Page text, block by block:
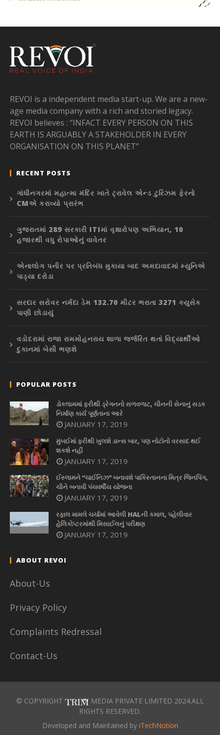
REVOI is a independent media start-up. We are a new-
age media company with a rich and storied legacy.
REVOI believes : “INFACT EVERY PERSON ON THIS
EARTH IS ARGUABLY A STAKEHOLDER IN EVERY
ORGANISATION ON THIS PLANET”
RECENT POSTS
ગાંધીનગરમાં મહાત્મા મંદિર ખાતે ટ્રાવેલ એન્ડ ટુરિઝમ ફેરનો
CMએ કરાવ્યો પ્રારંભ
ગુજરાતમાં 289 સરકારી ITIમાં વૃક્ષારોપણ અભિયાન, 10
હજારથી વધુ રોપાઓનું વાવેતર
એનાલોગ પનીર પર પ્રતિબંધ મુકાયા બાદ અમદાવાદમાં મ્યુનિએ
પાડ્યા દરોડા
સરદાર સરોવર નર્મદા ડેમ 132.70 મીટર ભરાતા 3271 ક્યુસેક
પાણી છોડાયું
વડોદરામાં રાજા રામમોહનરાય શાળા જર્જરિત થતાં વિદ્યાર્થીઓ
દુકાનમાં બેસી ભણશે
POPULAR POSTS
ડોકલામમાં ફરીથી ડ્રેગનનો સળવળાટ, ચીનની સેનાનું સડક
નિર્માણ કાર્ય પૂર્ણતાના આરે
JANUARY 17, 2019
મુંબઈમાં ફરીથી ખુલશે ડાન્સ બાર, પણ નોટોનો વરસાદ થઈ
શકશે નહીં
JANUARY 17, 2019
ઈસ્લામને “ચાઈનિઝ” બનાવશે પાકિસ્તાનના મિત્ર જિનપિંગ,
ચીને બનાવી પંચવર્ષીય યોજના
JANUARY 17, 2019
રફાલ મામલે ચર્ચામાં આવેલી HALની કમાલ, પહેલીવાર
હેલિકોપ્ટરમાંથી મિસાઈલનું પરીક્ષણ
JANUARY 17, 2019
ABOUT REVOI
About-Us
Privacy Policy
Complaints Redressal
Contact-Us
© COPYRIGHT
MEDIA PRIVATE LIMITED 2024.ALL
RIGHTS RESERVED.
Developed and Maintained by iTechNotion